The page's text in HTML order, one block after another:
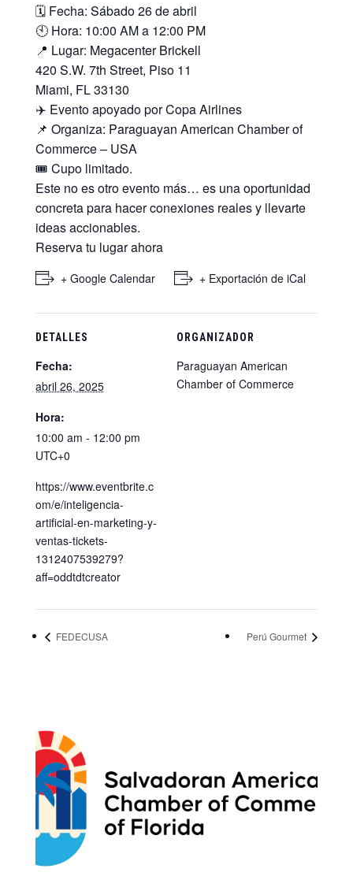
🗓 Fecha: Sábado 26 de abril
🕙 Hora: 10:00 AM a 12:00 PM
📍 Lugar: Megacenter Brickell
420 S.W. 7th Street, Piso 11
Miami, FL 33130
✈️ Evento apoyado por Copa Airlines
📌 Organiza: Paraguayan American Chamber of
Commerce – USA
🎟 Cupo limitado.
Este no es otro evento más… es una oportunidad
concreta para hacer conexiones reales y llevarte
ideas accionables.
Reserva tu lugar ahora
+ Google Calendar + Exportación de iCal
DETALLES
Fecha:
abril 26, 2025
Hora:
10:00 am - 12:00 pm
UTC+0
https://www.eventbrite.c
om/e/inteligencia-
artificial-en-marketing-y-
ventas-tickets-
1312407539279?
aff=oddtdtcreator
ORGANIZADOR
Paraguayan American
Chamber of Commerce
FEDECUSA Perú Gourmet